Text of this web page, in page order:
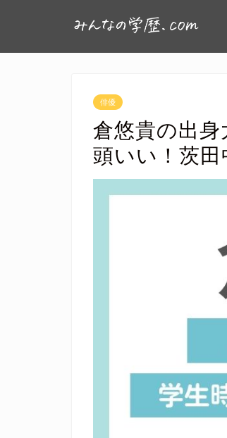
俳優
倉悠貴の出
頭いい！茨